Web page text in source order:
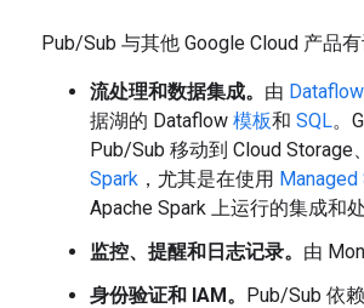
Pub/Sub 与其他 Google Cloud 产品
流处理和数据集成。 由 Dataflow
据湖的 Dataflow 模板和 SQL。
Pub/Sub 移动到 Cloud
Spark ，尤其是在使用
Apache Spark 上运行的集成和
监控、提醒和日志记录。 由
身份验证和 IAM。 Pub/Sub 依